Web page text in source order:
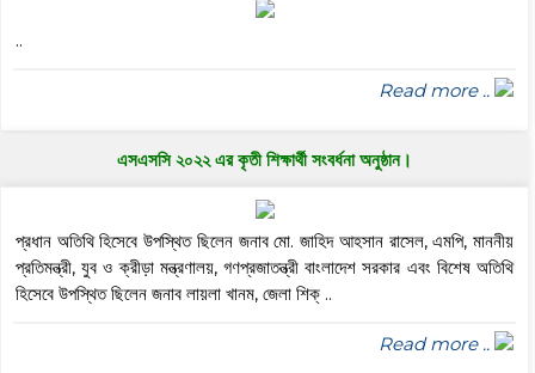
..
Read more ..
এসএসসি ২০২২ এর কৃতী শিক্ষার্থী সংবর্ধনা অনুষ্ঠান।
প্রধান অতিথি হিসেবে উপস্থিত ছিলেন জনাব মো. জাহিদ আহসান রাসেল, এমপি, মাননীয়
প্রতিমন্ত্রী, যুব ও ক্রীড়া মন্ত্রণালয়, গণপ্রজাতন্ত্রী বাংলাদেশ সরকার এবং বিশেষ অতিথি
হিসেবে উপস্থিত ছিলেন জনাব লায়লা খানম, জেলা শিক্ ..
Read more ..